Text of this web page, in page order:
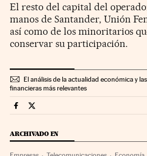
El resto del capital del
manos de Santander, Unión
así como de los minoritarios
conservar su participación.
El análisis de la actualidad económica y
financieras más relevantes
Companias Cinco Días en Facebook
Companias Cinco Días en Twitter
ARCHIVADO EN